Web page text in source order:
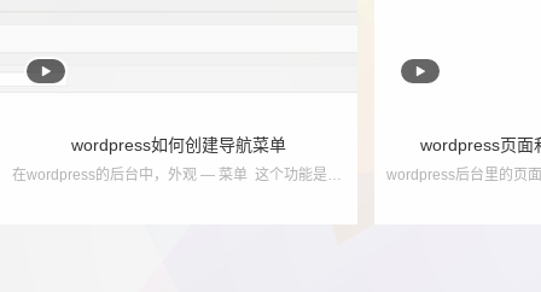

wordpress如何创建导航菜单
在wordpress的后台中，外观 — 菜单 这个功能是用来创建导航菜单使用的！ 如果说，你的wordpress后台没有 外观 — 菜单，只能说明，您使用的主题并没有...

wordpress页面